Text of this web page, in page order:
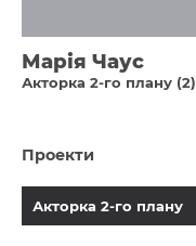
Марія Чаус
Акторка 2-го плану (2)
Проекти
Акторка 2-го плану